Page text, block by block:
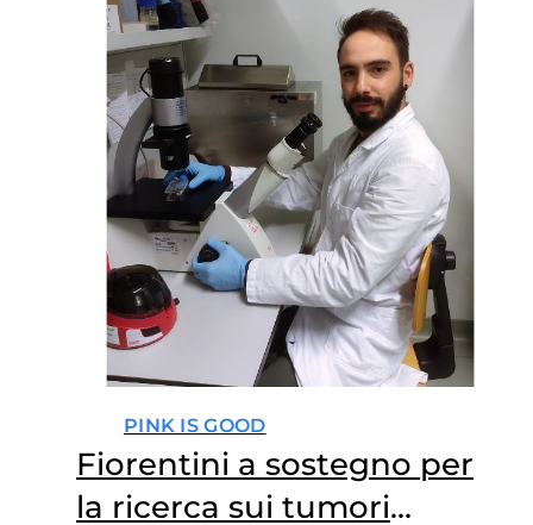
PINK IS GOOD
Fiorentini a sostegno per
la ricerca sui tumori